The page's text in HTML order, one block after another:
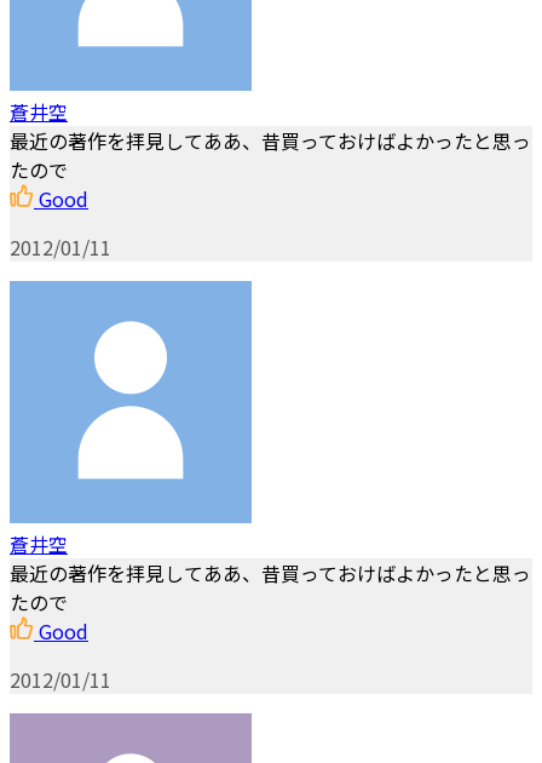
蒼井空
最近の著作を拝見してああ、昔買っておけばよかったと思っ
たので
Good
2012/01/11
蒼井空
最近の著作を拝見してああ、昔買っておけばよかったと思っ
たので
Good
2012/01/11